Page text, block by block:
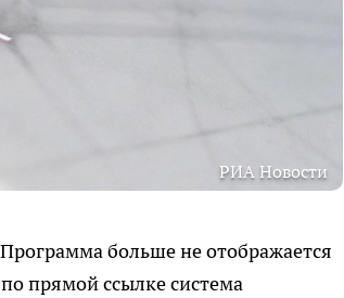
РИА Новости
больше не отображается
прямой ссылке система